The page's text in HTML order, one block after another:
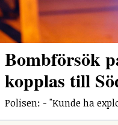
Bombförsök
kopplas till
Polisen: - "Kunde ha